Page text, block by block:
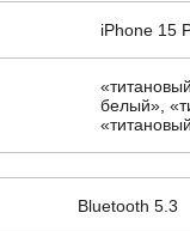
iPhone 15
белый»,
Bluetooth 5.3